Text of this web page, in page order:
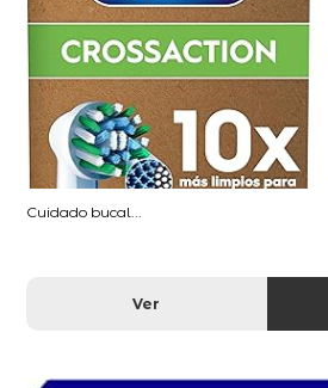
Cuidado bucal...
Ver